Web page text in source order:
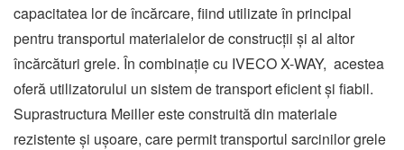
capacitatea lor de încărcare, fiind utilizate în principal
pentru transportul materialelor de construcții și al altor
încărcături grele. În combinație cu IVECO X-WAY, acestea
oferă utilizatorului un sistem de transport eficient și fiabil.
Suprastructura Meiller este construită din materiale
rezistente și ușoare, care permit transportul sarcinilor grele